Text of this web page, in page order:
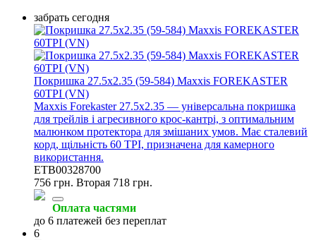
забрать сегодня
Покришка 27.5х2.35 (59-584) Maxxis FOREKASTER
60TPI (VN)
Maxxis Forekaster 27.5x2.35 — універсальна покришка
для трейлів і агресивного крос-кантрі, з оптимальним
малюнком протектора для змішаних умов. Має сталевий
корд, щільність 60 TPI, призначена для камерного
використання.
ETB00328700
756 грн. Вторая 718 грн.
Оплата частями
до 6 платежей без переплат
6